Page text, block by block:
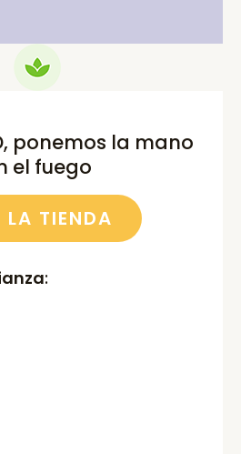
ponemos la mano
el fuego
LA TIENDA
: